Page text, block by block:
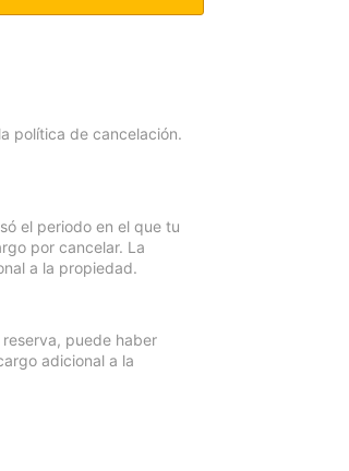
política de cancelación.
el periodo en el que tu
por cancelar. La
a la propiedad.
puede haber
adicional a la